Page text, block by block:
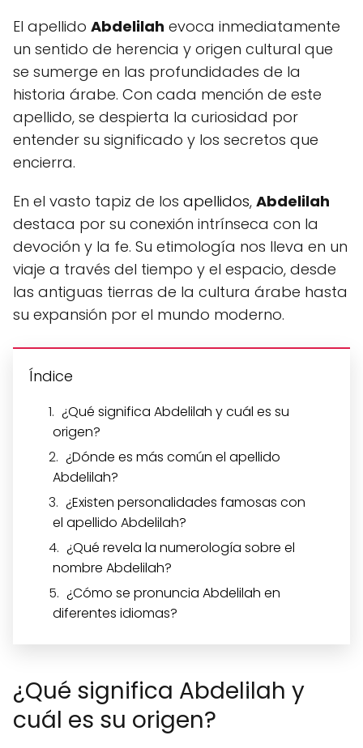
El apellido Abdelilah evoca inmediatamente
un sentido de herencia y origen cultural que
se sumerge en las profundidades de la
historia árabe. Con cada mención de este
apellido, se despierta la curiosidad por
entender su significado y los secretos que
encierra.
En el vasto tapiz de los apellidos, Abdelilah
destaca por su conexión intrínseca con la
devoción y la fe. Su etimología nos lleva en un
viaje a través del tiempo y el espacio, desde
las antiguas tierras de la cultura árabe hasta
su expansión por el mundo moderno.
Índice
¿Qué significa Abdelilah y cuál es su
origen?
¿Dónde es más común el apellido
Abdelilah?
¿Existen personalidades famosas con
el apellido Abdelilah?
¿Qué revela la numerología sobre el
nombre Abdelilah?
¿Cómo se pronuncia Abdelilah en
diferentes idiomas?
¿Qué significa Abdelilah y
cuál es su origen?